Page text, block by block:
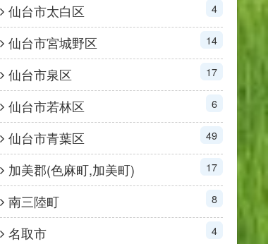
仙台市太白区 4
仙台市宮城野区 14
仙台市泉区 17
仙台市若林区 6
仙台市青葉区 49
加美郡(色麻町,加美町) 17
南三陸町 8
名取市 4